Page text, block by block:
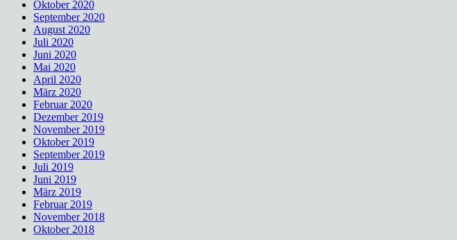
Oktober 2020
September 2020
August 2020
Juli 2020
Juni 2020
Mai 2020
April 2020
März 2020
Februar 2020
Dezember 2019
November 2019
Oktober 2019
September 2019
Juli 2019
Juni 2019
März 2019
Februar 2019
November 2018
Oktober 2018